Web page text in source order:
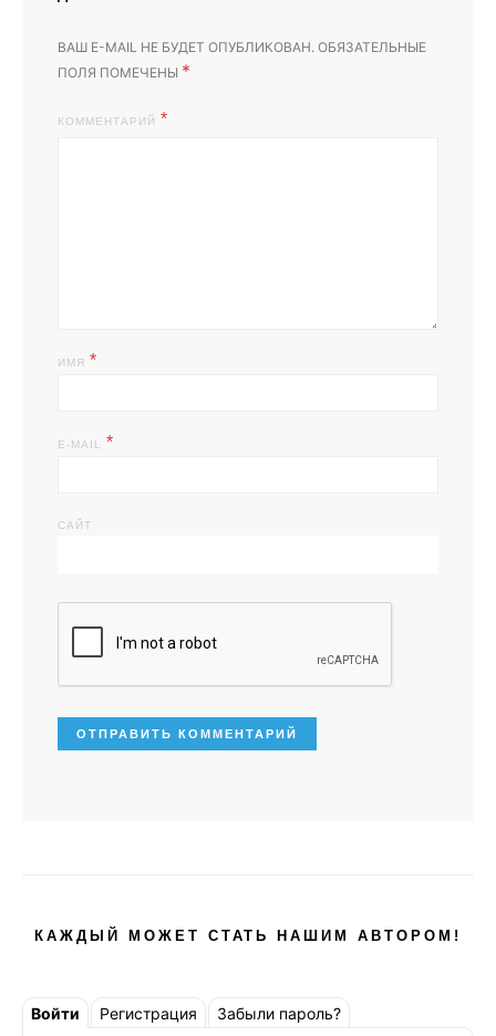
ВАШ E-MAIL НЕ БУДЕТ ОПУБЛИКОВАН. ОБЯЗАТЕЛЬНЫЕ
ПОЛЯ ПОМЕЧЕНЫ *
КОММЕНТАРИЙ
ИМЯ *
E-MAIL *
САЙТ
КАЖДЫЙ МОЖЕТ СТАТЬ НАШИМ АВТОРОМ!
Войти Регистрация Забыли пароль?